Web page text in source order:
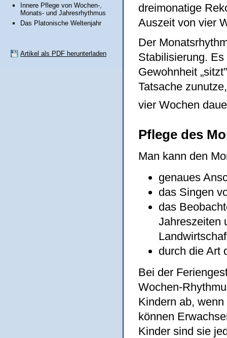
dreimonatige
Auszeit von vier
Der
Stabilisierung.
Gewohnheit
Tatsache
vier Wochen
Pflege des
Man kann den
genaues
das Singen
das
Jahreszeiten
durch die Art
Bei der
Wochen-
Kindern ab,
können
Kinder sind sie
Innere Pflege von Wochen-,
Monats- und Jahresrhythmus
Das Platonische Weltenjahr
Artikel als PDF herunterladen